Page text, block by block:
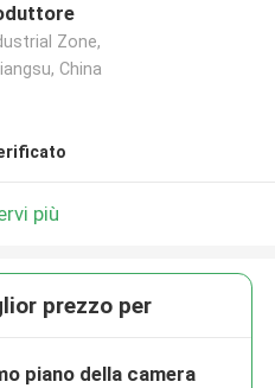
Zone,
China
più
prezzo per
piano della camera